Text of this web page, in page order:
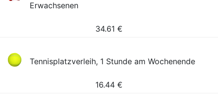
Erwachsenen
34.61 €
Tennisplatzverleih, 1 Stunde am Wochenende
16.44 €